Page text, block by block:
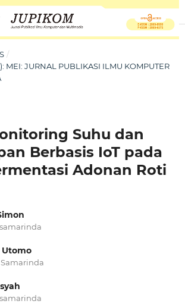
/
MEI: JURNAL PUBLIKASI ILMU KOMPUTER
Suhu dan
Berbasis IoT pada
Adonan Roti
Utomo